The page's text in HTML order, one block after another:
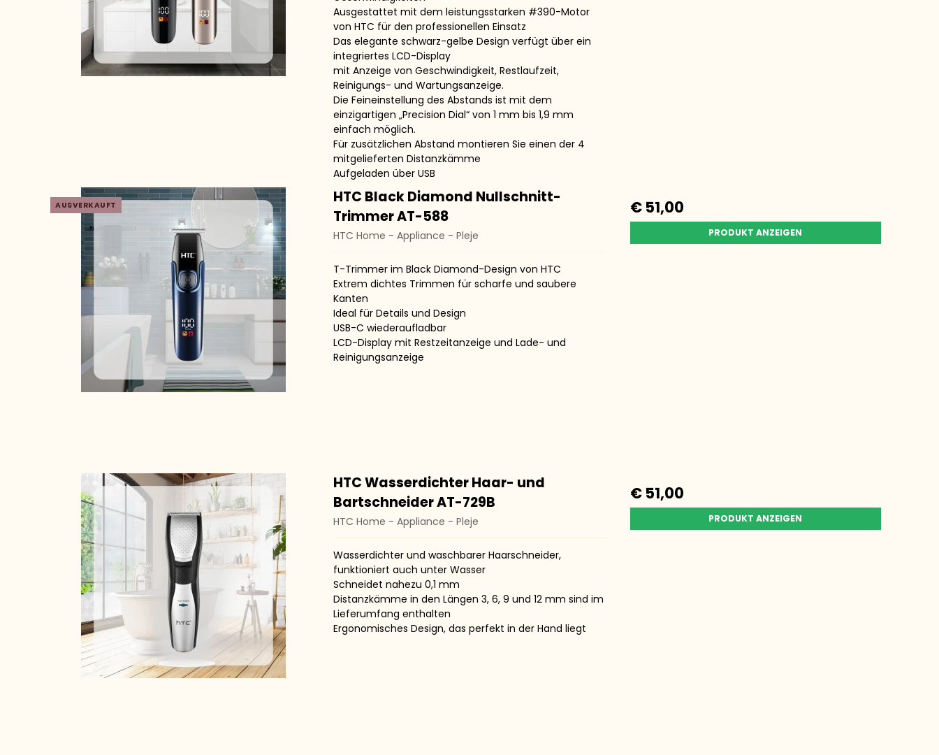
Ausgestattet mit dem leistungsstarken #390-Motor
von HTC für den professionellen Einsatz
Das elegante schwarz-gelbe Design verfügt über ein
integriertes LCD-Display
mit Anzeige von Geschwindigkeit, Restlaufzeit,
Reinigungs- und Wartungsanzeige.
Die Feineinstellung des Abstands ist mit dem
einzigartigen „Precision Dial“ von 1 mm bis 1,9 mm
einfach möglich.
Für zusätzlichen Abstand montieren Sie einen der 4
mitgelieferten Distanzkämme
Aufgeladen über USB
AUSVERKAUFT
HTC Black Diamond Nullschnitt-
Trimmer AT-588
HTC Home - Appliance - Pleje
T-Trimmer im Black Diamond-Design von HTC
Extrem dichtes Trimmen für scharfe und saubere
Kanten
Ideal für Details und Design
USB-C wiederaufladbar
LCD-Display mit Restzeitanzeige und Lade- und
Reinigungsanzeige
€ 51,00
PRODUKT ANZEIGEN
HTC Wasserdichter Haar- und
Bartschneider AT-729B
HTC Home - Appliance - Pleje
Wasserdichter und waschbarer Haarschneider,
funktioniert auch unter Wasser
Schneidet nahezu 0,1 mm
Distanzkämme in den Längen 3, 6, 9 und 12 mm sind im
Lieferumfang enthalten
Ergonomisches Design, das perfekt in der Hand liegt
€ 51,00
PRODUKT ANZEIGEN